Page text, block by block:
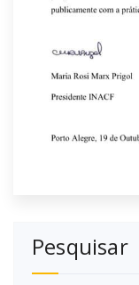
Pesquisar